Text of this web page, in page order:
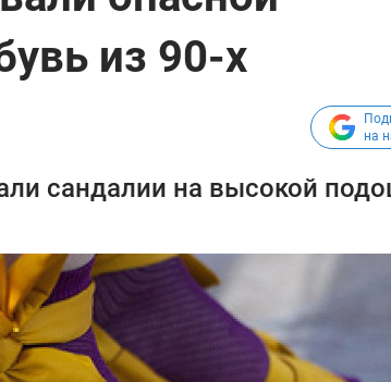
из 90-х
на
сандалии на высокой